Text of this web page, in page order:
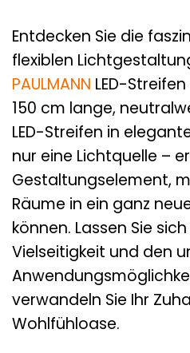
Entdecken Sie die
flexiblen
PAULMANN LED-Streifen
150 cm lange,
LED-Streifen in
nur eine Lichtquelle –
Gestaltungselement,
Räume in ein ganz
können. Lassen Sie
Vielseitigkeit und den
verwandeln Sie Ihr
Wohlfühloase.